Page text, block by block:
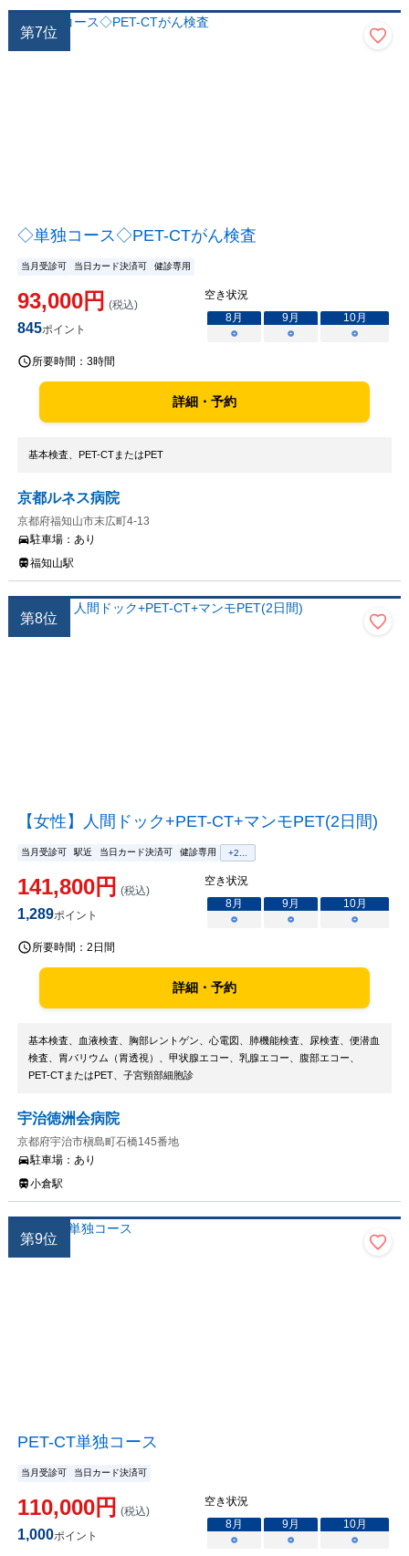
第7位
◇単独コース◇PET-CTがん検査
当月受診可 当日カード決済可 健診専用
93,000円 (税込)
845ポイント
空き状況
8月 9月 10月
○
○ ○
所要時間： 3時間
詳細・予約
基本検査、PET-CTまたはPET
京都ルネス病院
京都府福知山市末広町4-13
駐車場： あり
福知山駅
第8位
【女性】人間ドック+PET-CT+マンモPET(2日間)
当月受診可 駅近 当日カード決済可 健診専用 +2...
141,800円 (税込)
1,289ポイント
空き状況
8月 9月 10月
○
○ ○
所要時間： 2日間
詳細・予約
基本検査、血液検査、胸部レントゲン、心電図、肺機能検査、尿検査、便潜血
検査、胃バリウム（胃透視）、甲状腺エコー、乳腺エコー、腹部エコー、
PET-CTまたはPET、子宮頸部細胞診
宇治徳洲会病院
京都府宇治市槇島町石橋145番地
駐車場： あり
小倉駅
第9位
PET-CT単独コース
当月受診可 当日カード決済可
110,000円 (税込)
1,000ポイント
空き状況
8月 9月 10月
○
○ ○